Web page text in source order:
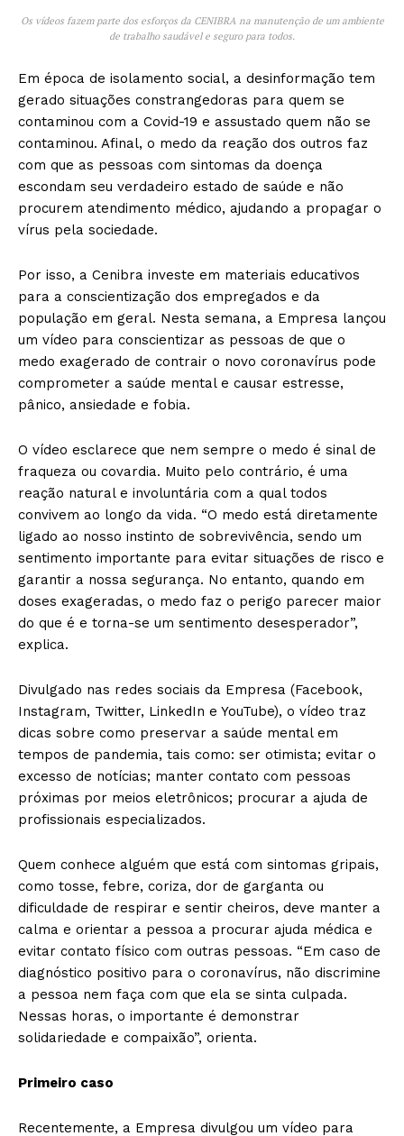
Os vídeos fazem parte dos esforços da CENIBRA na manutenção de um ambiente
de trabalho saudável e seguro para todos.
Em época de isolamento social, a desinformação tem
gerado situações constrangedoras para quem se
contaminou com a Covid-19 e assustado quem não se
contaminou. Afinal, o medo da reação dos outros faz
com que as pessoas com sintomas da doença
escondam seu verdadeiro estado de saúde e não
procurem atendimento médico, ajudando a propagar o
vírus pela sociedade.
Por isso, a Cenibra investe em materiais educativos
para a conscientização dos empregados e da
população em geral. Nesta semana, a Empresa lançou
um vídeo para conscientizar as pessoas de que o
medo exagerado de contrair o novo coronavírus pode
comprometer a saúde mental e causar estresse,
pânico, ansiedade e fobia.
O vídeo esclarece que nem sempre o medo é sinal de
fraqueza ou covardia. Muito pelo contrário, é uma
reação natural e involuntária com a qual todos
convivem ao longo da vida. “O medo está diretamente
ligado ao nosso instinto de sobrevivência, sendo um
sentimento importante para evitar situações de risco e
garantir a nossa segurança. No entanto, quando em
doses exageradas, o medo faz o perigo parecer maior
do que é e torna-se um sentimento desesperador”,
explica.
Divulgado nas redes sociais da Empresa (Facebook,
Instagram, Twitter, LinkedIn e YouTube), o vídeo traz
dicas sobre como preservar a saúde mental em
tempos de pandemia, tais como: ser otimista; evitar o
excesso de notícias; manter contato com pessoas
próximas por meios eletrônicos; procurar a ajuda de
profissionais especializados.
Quem conhece alguém que está com sintomas gripais,
como tosse, febre, coriza, dor de garganta ou
dificuldade de respirar e sentir cheiros, deve manter a
calma e orientar a pessoa a procurar ajuda médica e
evitar contato físico com outras pessoas. “Em caso de
diagnóstico positivo para o coronavírus, não discrimine
a pessoa nem faça com que ela se sinta culpada.
Nessas horas, o importante é demonstrar
solidariedade e compaixão”, orienta.
Primeiro caso
Recentemente, a Empresa divulgou um vídeo para